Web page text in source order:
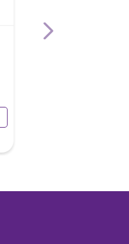
Teatrical Toallitas